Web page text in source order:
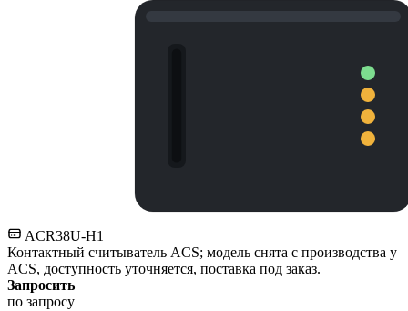
ACR38U-H1
Контактный считыватель ACS; модель снята с производства у
ACS, доступность уточняется, поставка под заказ.
Запросить
по запросу